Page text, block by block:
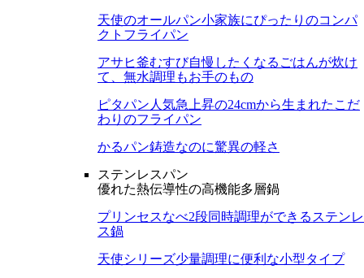
天使のオールパン小家族にぴったりのコンパ
クトフライパン
アサヒ釜むすび自慢したくなるごはんが炊け
て、無水調理もお手のもの
ピタパン 人気急上昇の24cmから生まれたこだ
わりのフライパン
かるパン鋳造なのに驚異の軽さ
ステンレスパン
優れた熱伝導性の高機能多層鍋
プリンセスなべ2段同時調理ができるステンレ
ス鍋
天使シリーズ少量調理に便利な小型タイプ